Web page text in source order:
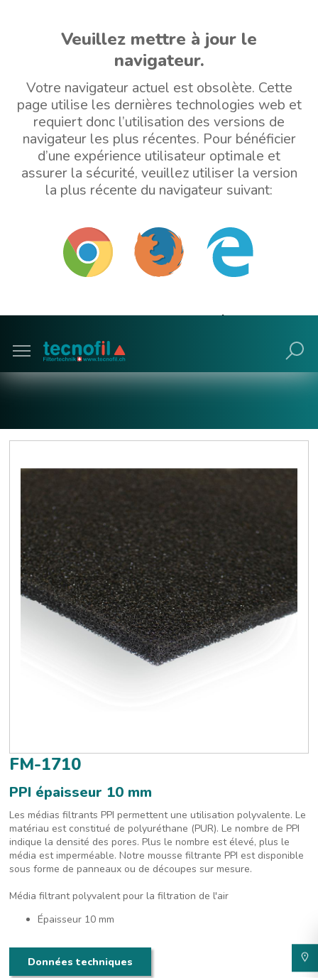
Veuillez mettre à jour le
navigateur.
Votre navigateur actuel est obsolète. Cette
page utilise les dernières technologies web et
requiert donc l’utilisation des versions de
navigateur les plus récentes. Pour bénéficier
d’une expérience utilisateur optimale et
assurer la sécurité, veuillez utiliser la version
la plus récente du navigateur suivant:
Poursuivre avec navigateur obsolète (non
FM-1710
PPI épaisseur 10 mm
Les médias filtrants PPI permettent une utilisation polyvalente. Le
matériau est constitué de polyuréthane (PUR). Le nombre de PPI
indique la densité des pores. Plus le nombre est élevé, plus le
média est imperméable. Notre mousse filtrante PPI est disponible
sous forme de panneaux ou de découpes sur mesure.
Média filtrant polyvalent pour la filtration de l'air
Épaisseur 10 mm
Données techniques